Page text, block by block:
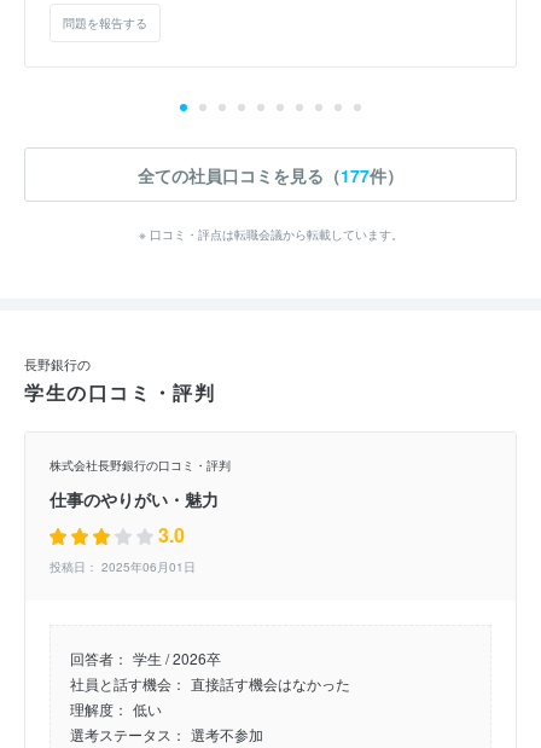
問題を報告する
全ての社員口コミを見る（177件）
※ 口コミ・評点は転職会議から転載しています。
長野銀行の
学生の口コミ・評判
株式会社長野銀行の口コミ・評判
仕事のやりがい・魅力
3.0
投稿日： 2025年06月01日
回答者： 学生 / 2026卒
社員と話す機会： 直接話す機会はなかった
理解度： 低い
選考ステータス： 選考不参加